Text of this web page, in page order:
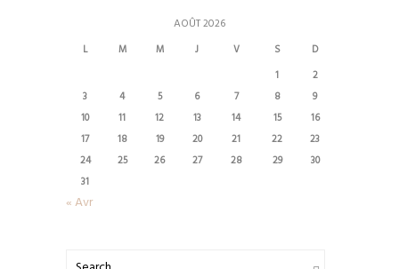
AOÛT 2026
L M M J V S
D
1
2
3
4 5 6 7 8
9
10
11 12 13 14 15
16
17
18 19 20 21 22
23
24
25 26 27 28 29
30
31
« Avr